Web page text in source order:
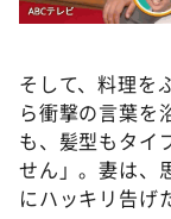
そして、料理を
ら衝撃の言葉を
も、髪型もタイ
せん」。妻は、
にハッキリ告げ